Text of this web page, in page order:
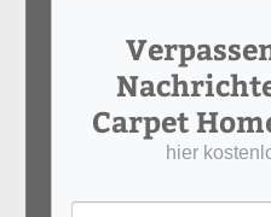
Carpet
hier